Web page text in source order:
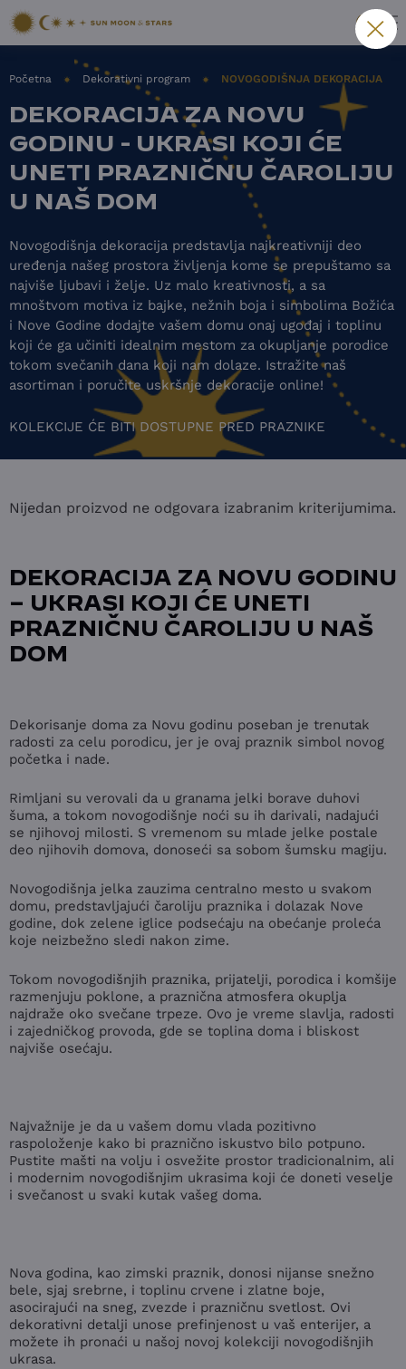
Početna Dekorativni program NOVOGODIŠNJA DEKORACIJA
DEKORACIJA ZA NOVU
GODINU - UKRASI KOJI ĆE
UNETI PRAZNIČNU ČAROLIJU
U NAŠ DOM
Novogodišnja dekoracija predstavlja najkreativniji deo
uređenja našeg prostora življenja kome se prepuštamo sa
najviše ljubavi i želje. Uz malo kreativnosti, a sa
mnoštvom motiva iz bajke, nežnih boja i simbolima Božića
i Nove Godine dodajte vašem domu onaj ugođaj i toplinu
koji će ga učiniti idealnim mestom za okupljanje porodice
tokom svečanih dana koji nam dolaze. Istražite naš
asortiman i poručite uskršnje dekoracije online!
KOLEKCIJE ĆE BITI DOSTUPNE PRED PRAZNIKE
Nijedan proizvod ne odgovara izabranim kriterijumima.
DEKORACIJA ZA NOVU GODINU
– UKRASI KOJI ĆE UNETI
PRAZNIČNU ČAROLIJU U NAŠ
DOM
Dekorisanje doma za Novu godinu poseban je trenutak
radosti za celu porodicu, jer je ovaj praznik simbol novog
početka i nade.
Rimljani su verovali da u granama jelki borave duhovi
šuma, a tokom novogodišnje noći su ih darivali, nadajući
se njihovoj milosti. S vremenom su mlade jelke postale
deo njihovih domova, donoseći sa sobom šumsku magiju.
Novogodišnja jelka zauzima centralno mesto u svakom
domu, predstavljajući čaroliju praznika i dolazak Nove
godine, dok zelene iglice podsećaju na obećanje proleća
koje neizbežno sledi nakon zime.
Tokom novogodišnjih praznika, prijatelji, porodica i komšije
razmenjuju poklone, a praznična atmosfera okuplja
najdraže oko svečane trpeze. Ovo je vreme slavlja, radosti
i zajedničkog provoda, gde se toplina doma i bliskost
najviše osećaju.
Najvažnije je da u vašem domu vlada pozitivno
raspoloženje kako bi praznično iskustvo bilo potpuno.
Pustite mašti na volju i osvežite prostor tradicionalnim, ali
i modernim novogodišnjim ukrasima koji će doneti veselje
i svečanost u svaki kutak vašeg doma.
Nova godina, kao zimski praznik, donosi nijanse snežno
bele, sjaj srebrne, i toplinu crvene i zlatne boje,
asocirajući na sneg, zvezde i prazničnu svetlost. Ovi
dekorativni detalji unose prefinjenost u vaš enterijer, a
možete ih pronaći u našoj novoj kolekciji novogodišnjih
ukrasa.